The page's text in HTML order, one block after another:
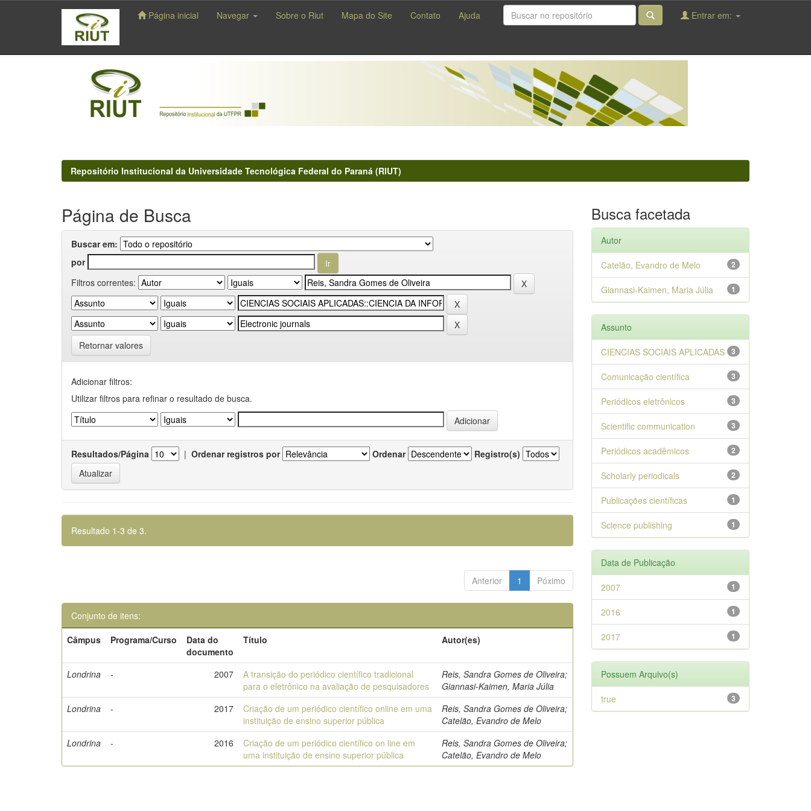
navigation
Página inicial Navegar Sobre o Riut Mapa do Site Contato Ajuda Entrar em:
Repositório Institucional da Universidade Tecnológica Federal do Paraná (RIUT)
Página de Busca
Buscar em:
por
Filtros correntes:
Retornar valores
Adicionar filtros:
Utilizar filtros para refinar o resultado de busca.
Resultados/Página | Ordenar registros por Ordenar Registro(s)
Resultado 1-3 de 3.
Anterior 1 Póximo
Conjunto de itens:
Câmpus
Programa/Curso
Data do
documento
Título Autor(es)
Londrina - 2007
A transição do periódico científico tradicional
para o eletrônico na avaliação de pesquisadores
Reis, Sandra Gomes de Oliveira;
Giannasi-Kaimen, Maria Júlia
Londrina
- 2017
Criação de um periódico científico online em uma
instituição de ensino superior pública
Reis, Sandra Gomes de Oliveira;
Catelão, Evandro de Melo
Londrina
- 2016
Criação de um periódico científico on line em
uma instituição de ensino superior pública
Reis, Sandra Gomes de Oliveira;
Catelão, Evandro de Melo
Busca facetada
Autor
2
Catelão, Evandro de Melo
1
Giannasi-Kaimen, Maria Júlia
Assunto
3
CIENCIAS SOCIAIS APLICADAS
3
Comunicação científica
3
Periódicos eletrônicos
3
Scientific communication
2
Periódicos acadêmicos
2
Scholarly periodicals
1
Publicações científicas
1
Science publishing
Data de Publicação
1
2007
1
2016
1
2017
Possuem Arquivo(s)
3
true